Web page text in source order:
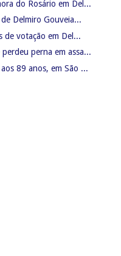
do Rosário em Del...
Delmiro Gouveia...
de votação em Del...
perna em assa...
89 anos, em São ...